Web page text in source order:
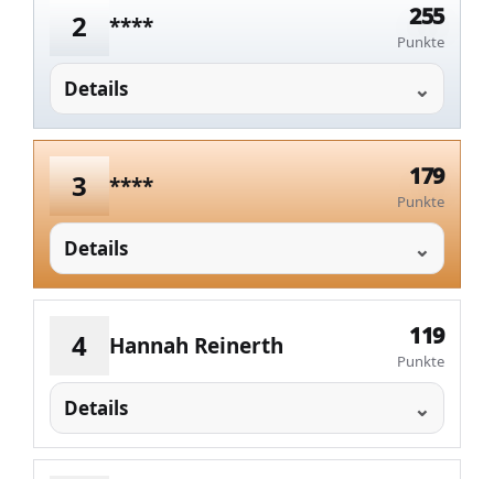
2 **** 255
Punkte
Details
3 **** 179
Punkte
Details
4 Hannah Reinerth 119
Punkte
Details